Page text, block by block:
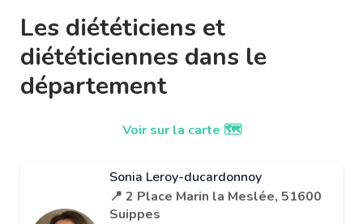
Les diététiciens et
diététiciennes dans le
département
Voir sur la carte 🗺️
Sonia Leroy-ducardonnoy
📍 2 Place Marin la Meslée, 51600
Suippes